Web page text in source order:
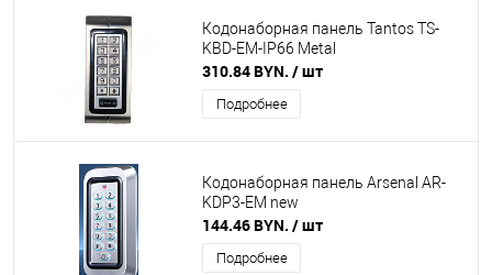
Кодонаборная панель Tantos TS-
KBD-EM-IP66 Metal
310.84 BYN. / шт
Подробнее
Кодонаборная панель Arsenal AR-
KDP3-EM new
144.46 BYN. / шт
Подробнее